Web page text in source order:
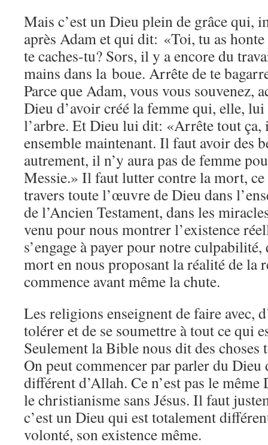
Mais c’est un Dieu plein de grâce qui,
après Adam et qui dit: «Toi, tu as
te caches-tu? Sors, il y a encore du
mains dans la boue. Arrête de te
Parce que Adam, vous vous souvenez,
Dieu d’avoir créé la femme qui, elle,
l’arbre. Et Dieu lui dit: «Arrête tout
ensemble maintenant. Il faut avoir des
autrement, il n’y aura pas de femme
Messie.» Il faut lutter contre la mort,
travers toute l’œuvre de Dieu dans
de l’Ancien Testament, dans les
venu pour nous montrer l’existence
s’engage à payer pour notre
mort en nous proposant la réalité de la
commence avant même la chute.
Les religions enseignent de faire avec,
tolérer et de se soumettre à tout ce qui
Seulement la Bible nous dit des choses
On peut commencer par parler du
différent d’Allah. Ce n’est pas le même
le christianisme sans Jésus. Il faut
c’est un Dieu qui est totalement
volonté, son existence même.